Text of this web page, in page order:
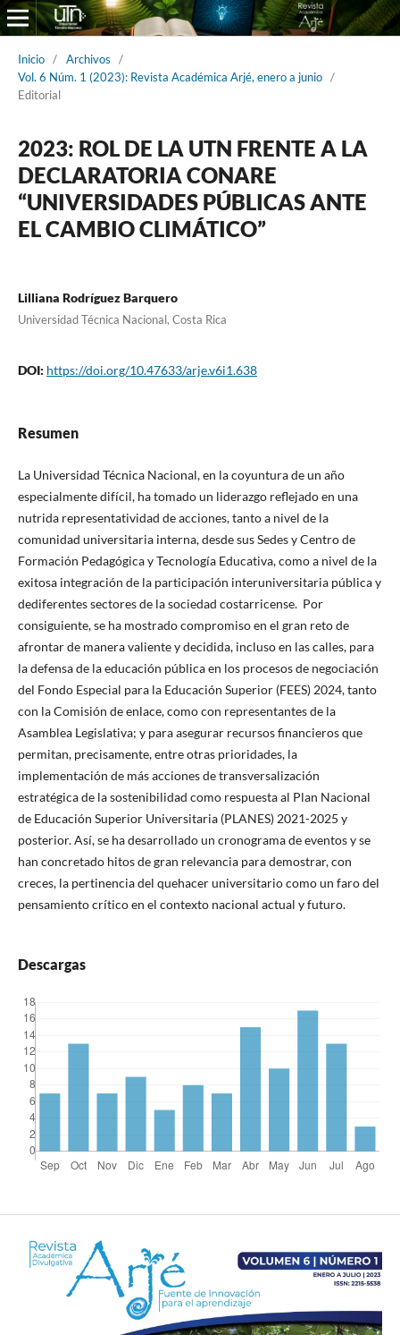
Inicio / Archivos
/
Vol. 6 Núm. 1 (2023): Revista Académica Arjé, enero a junio /
Editorial
2023: ROL DE LA UTN FRENTE A LA
DECLARATORIA CONARE
“UNIVERSIDADES PÚBLICAS ANTE
EL CAMBIO CLIMÁTICO”
Lilliana Rodríguez Barquero
Universidad Técnica Nacional, Costa Rica
DOI: https://doi.org/10.47633/arje.v6i1.638
Resumen
La Universidad Técnica Nacional, en la coyuntura de un año
especialmente difícil, ha tomado un liderazgo reflejado en una
nutrida representatividad de acciones, tanto a nivel de la
comunidad universitaria interna, desde sus Sedes y Centro de
Formación Pedagógica y Tecnología Educativa, como a nivel de la
exitosa integración de la participación interuniversitaria pública y
dediferentes sectores de la sociedad costarricense. Por
consiguiente, se ha mostrado compromiso en el gran reto de
afrontar de manera valiente y decidida, incluso en las calles, para
la defensa de la educación pública en los procesos de negociación
del Fondo Especial para la Educación Superior (FEES) 2024, tanto
con la Comisión de enlace, como con representantes de la
Asamblea Legislativa; y para asegurar recursos financieros que
permitan, precisamente, entre otras prioridades, la
implementación de más acciones de transversalización
estratégica de la sostenibilidad como respuesta al Plan Nacional
de Educación Superior Universitaria (PLANES) 2021-2025 y
posterior. Así, se ha desarrollado un cronograma de eventos y se
han concretado hitos de gran relevancia para demostrar, con
creces, la pertinencia del quehacer universitario como un faro del
pensamiento crítico en el contexto nacional actual y futuro.
Descargas